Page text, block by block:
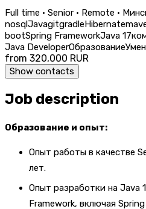
Full time · Senior · Remote ·
nosqlJavagitgradleHibernate
bootSpring FrameworkJava 17
Java DeveloperОбразование
from 320,000 RUR
Show contacts
Job description
Образование и опыт:
Опыт работы в качестве
лет.
Опыт разработки на Java
Framework, включая